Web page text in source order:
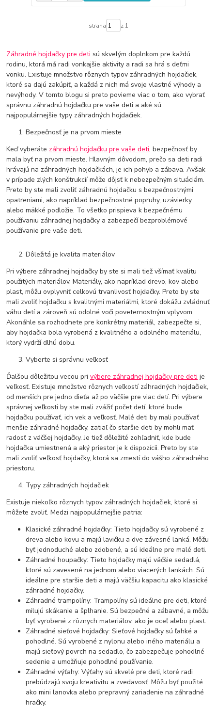
strana z 1
Záhradné hojdačky pre deti sú skvelým doplnkom pre každú
rodinu, ktorá má radi vonkajšie aktivity a radi sa hrá s deťmi
vonku. Existuje množstvo rôznych typov záhradných hojdačiek,
ktoré sa dajú zakúpiť, a každá z nich má svoje vlastné výhody a
nevýhody. V tomto blogu si preto povieme viac o tom, ako vybrať
správnu záhradnú hojdačku pre vaše deti a aké sú
najpopulárnejšie typy záhradných hojdačiek.
Bezpečnosť je na prvom mieste
Keď vyberáte záhradnú hojdačku pre vaše deti, bezpečnosť by
mala byť na prvom mieste. Hlavným dôvodom, prečo sa deti radi
hrávajú na záhradných hojdačkách, je ich pohyb a zábava. Avšak
v prípade zlých konštrukcií môže dôjsť k nebezpečným situáciám.
Preto by ste mali zvoliť záhradnú hojdačku s bezpečnostnými
opatreniami, ako napríklad bezpečnostné popruhy, uzávierky
alebo mäkké podložie. To všetko prispieva k bezpečnému
používaniu záhradnej hojdačky a zabezpečí bezproblémové
používanie pre vaše deti.
Dôležitá je kvalita materiálov
Pri výbere záhradnej hojdačky by ste si mali tiež všímať kvalitu
použitých materiálov. Materiály, ako napríklad drevo, kov alebo
plast, môžu ovplyvniť celkovú trvanlivosť hojdačky. Preto by ste
mali zvoliť hojdačku s kvalitnými materiálmi, ktoré dokážu zvládnuť
váhu detí a zároveň sú odolné voči poveternostným vplyvom.
Akonáhle sa rozhodnete pre konkrétny materiál, zabezpečte si,
aby hojdačka bola vyrobená z kvalitného a odolného materiálu,
ktorý vydrží dlhú dobu.
Vyberte si správnu veľkosť
Ďalšou dôležitou vecou privýbere záhradnej hojdačky pre deti je
veľkosť. Existuje množstvo rôznych veľkostí záhradných hojdačiek,
od menších pre jedno dieťa až po väčšie pre viac detí. Pri výbere
správnej veľkosti by ste mali zvážiť počet detí, ktoré bude
hojdačku používať, ich vek a veľkosť. Malé deti by mali používať
menšie záhradné hojdačky, zatiaľ čo staršie deti by mohli mať
radosť z väčšej hojdačky. Je tiež dôležité zohľadniť, kde bude
hojdačka umiestnená a aký priestor je k dispozícii. Preto by ste
mali zvoliť veľkosť hojdačky, ktorá sa zmestí do vášho záhradného
priestoru.
Typy záhradných hojdačiek
Existuje niekoľko rôznych typov záhradných hojdačiek, ktoré si
môžete zvoliť. Medzi najpopulárnejšie patria:
Klasické záhradné hojdačky: Tieto hojdačky sú vyrobené z
dreva alebo kovu a majú lavičku a dve závesné lanká. Môžu
byť jednoduché alebo zdobené, a sú ideálne pre malé deti.
Záhradné houpačky: Tieto hojdačky majú väčšie sedadlá,
ktoré sú zavesené na jednom alebo viacerých lankách. Sú
ideálne pre staršie deti a majú väčšiu kapacitu ako klasické
záhradné hojdačky.
Záhradné trampolíny: Trampolíny sú ideálne pre deti, ktoré
milujú skákanie a šplhanie. Sú bezpečné a zábavné, a môžu
byť vyrobené z rôznych materiálov, ako je oceľ alebo plast.
Záhradné sieťové hojdačky: Sieťové hojdačky sú ľahké a
pohodlné. Sú vyrobené z nylonu alebo iného materiálu a
majú sieťový povrch na sedadlo, čo zabezpečuje pohodlné
sedenie a umožňuje pohodlné používanie.
Záhradné výťahy: Výťahy sú skvelé pre deti, ktoré radi
prebúdzajú svoju kreativitu a zvedavosť. Môžu byť použité
ako mini lanovka alebo prepravný zariadenie na záhradné
hračky.